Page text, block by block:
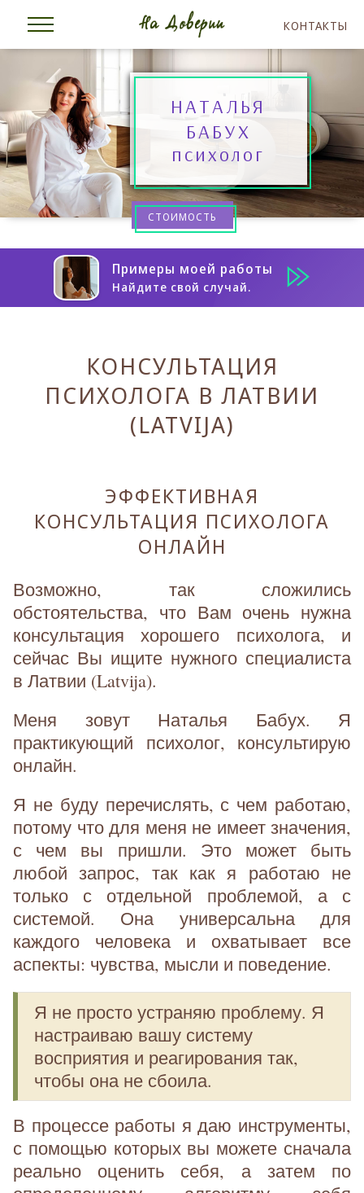
КОНТАКТЫ
НАТАЛЬЯ
БАБУХ
психолог
СТОИМОСТЬ
Примеры моей работы
Найдите свой случай.
КОНСУЛЬТАЦИЯ
ПСИХОЛОГА В ЛАТВИИ
(LATVIJA)
ЭФФЕКТИВНАЯ
КОНСУЛЬТАЦИЯ ПСИХОЛОГА
ОНЛАЙН
Возможно, так сложились
обстоятельства, что Вам очень нужна
консультация хорошего психолога, и
сейчас Вы ищите нужного специалиста
в Латвии (Latvija).
Меня зовут Наталья Бабух. Я
практикующий психолог, консультирую
онлайн.
Я не буду перечислять, с чем работаю,
потому что для меня не имеет значения,
с чем вы пришли. Это может быть
любой запрос, так как я работаю не
только с отдельной проблемой, а с
системой. Она универсальна для
каждого человека и охватывает все
аспекты: чувства, мысли и поведение.
Я не просто устраняю проблему. Я
настраиваю вашу систему
восприятия и реагирования так,
чтобы она не сбоила.
В процессе работы я даю инструменты,
с помощью которых вы можете сначала
реально оценить себя, а затем по